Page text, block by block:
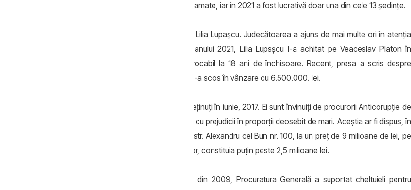
fost amânate toate cele 8 şedinţe programate, iar în 2021 a fost lucrativă doar una din cele 13 şedinţe.
Dosarul se află în gestiunea magistratei Lilia Lupaşcu. Judecătoarea a ajuns de mai multe ori în atenţia
presei pentru averea sa. În primăvara anului 2021, Lilia Lupsşcu l-a achitat pe Veaceslav Platon în
dosarul în care a fost condamnat irevocabil la 18 ani de închisoare. Recent, presa a scris despre
apartamentul de lux pe care magistrata l-a scos în vânzare cu 6.500.000. lei.
Valeriu Balaban și Boris Crigan au fost reținuți în iunie, 2017. Ei sunt învinuiți de procurorii Anticorupție de
depăşirea atribuţiilor de serviciu, soldate cu prejudicii în proporţii deosebit de mari. Aceștia ar fi dispus, în
2005, cumpărarea clădirii nefinisate din str. Alexandru cel Bun nr. 100, la un preț de 9 milioane de lei, pe
când prețul acesteia, potrivit evaluatorilor, constituia puțin peste 2,5 milioane lei.
Potrivit unui raport al Curţii de Conturi din 2009, Procuratura Generală a suportat cheltuieli pentru